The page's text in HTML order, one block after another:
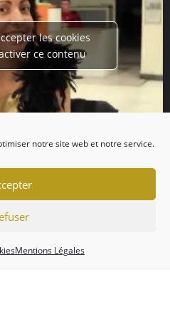
notre site web et notre service.
Mentions Légales
les cookies
ce contenu